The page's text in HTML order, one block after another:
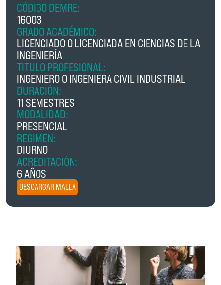
CÓDIGO DEMRE:
16003
GRADO ACADÉMICO:
LICENCIADO O LICENCIADA EN CIENCIAS DE LA
INGENIERÍA
TITULO PROFESIONAL:
INGENIERO O INGENIERA CIVIL INDUSTRIAL
DURACIÓN:
11 SEMESTRES
MODALIDAD:
PRESENCIAL
REGIMEN:
DIURNO
ACREDITACIÓN:
6 AÑOS
DESCARGAR MALLA